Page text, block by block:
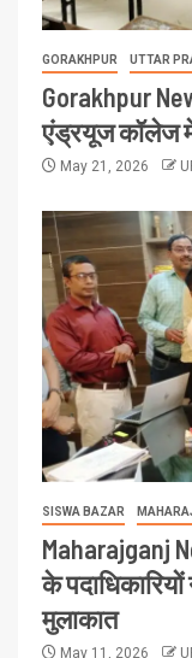
GORAKHPUR UTTAR
Gorakhpur
एंड्रयूज कॉलेज
May 21, 2026
SISWA BAZAR
Maharajganj
के
मुलाकात
May 11, 2026